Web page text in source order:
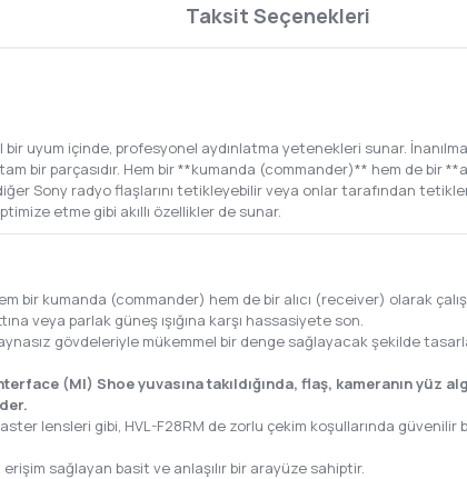
Taksit Seçenekleri
bir uyum içinde, profesyonel aydınlatma yetenekleri sunar.
bir parçasıdır. Hem bir **kumanda (commander)** hem de bir
Sony radyo flaşlarını tetikleyebilir veya onlar tarafından
etme gibi akıllı özellikler de sunar.
bir kumanda (commander) hem de bir alıcı (receiver) olarak
veya parlak güneş ışığına karşı hassasiyete son.
gövdeleriyle mükemmel bir denge sağlayacak şekilde
(MI) Shoe yuvasına takıldığında, flaş, kameranın yüz
lensleri gibi, HVL-F28RM de zorlu çekim koşullarında güvenilir
sağlayan basit ve anlaşılır bir arayüze sahiptir.